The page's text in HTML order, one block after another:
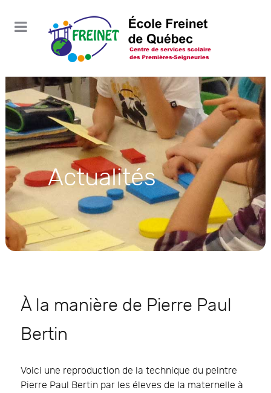
Actualités
À la manière de Pierre Paul
Bertin
Voici une reproduction de la technique du peintre
Pierre Paul Bertin par les éleves de la maternelle à